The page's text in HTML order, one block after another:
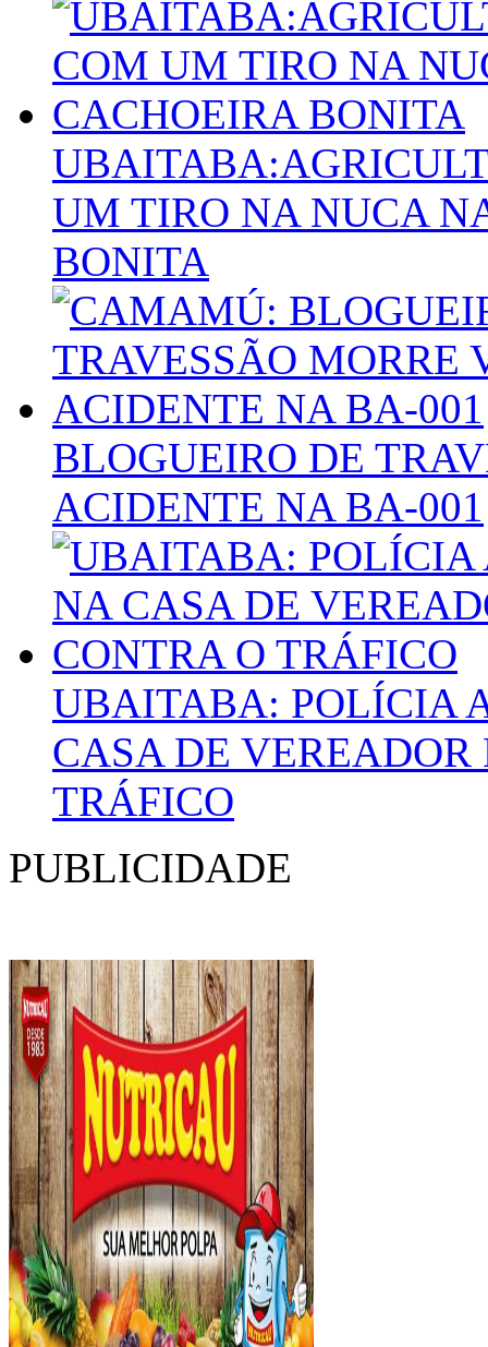
UM TIRO NA NUCA
BONITA
BLOGUEIRO DE
ACIDENTE NA BA-001
UBAITABA: POLÍCIA
CASA DE
TRÁFICO
PUBLICIDADE